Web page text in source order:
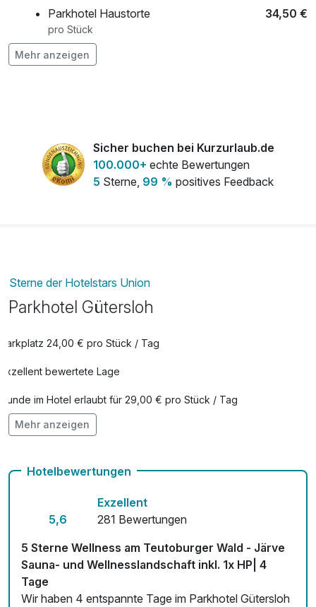
Parkhotel Haustorte 34,50 €
pro Stück
Pralinenauswahl
Mehr anzeigen
Sicher buchen bei Kurzurlaub.de
100.000+ echte Bewertungen
5 Sterne, 99 % positives Feedback
Sterne der Hotelstars Union
Parkhotel Gütersloh
Parkplatz 24,00 € pro Stück / Tag
Exzellent bewertete Lage
Hunde im Hotel erlaubt für 29,00 € pro Stück / Tag
Check-out bis 12 Uhr
Zimmerservice verfügbar
Mit Hotelbar
Mehr anzeigen
Hotelbewertungen
5,6
Exzellent
281 Bewertungen
5 Sterne Wellness am Teutoburger Wald - Järve
Sauna- und Wellnesslandschaft inkl. 1x HP| 4
Tage
Wir haben 4 entspannte Tage im Parkhotel Gütersloh